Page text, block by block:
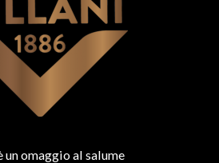
un omaggio al salume